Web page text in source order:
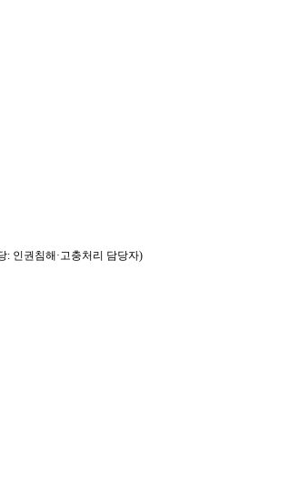
인권침해·고충처리 담당자)